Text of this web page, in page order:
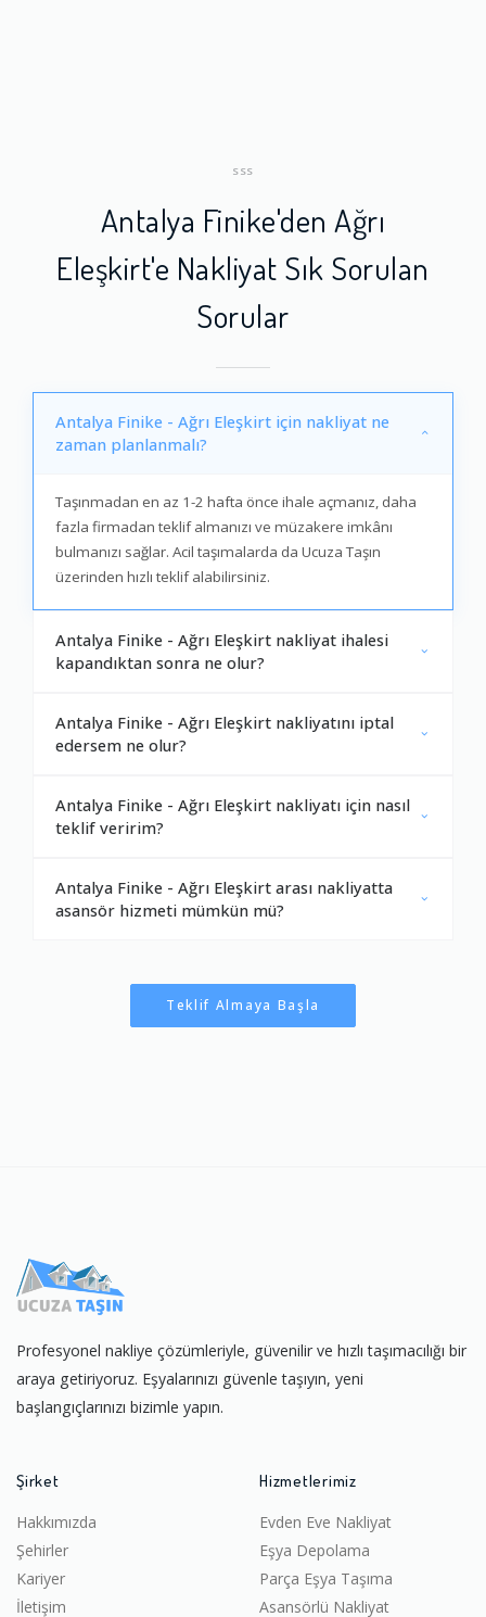
SSS
Antalya Finike'den Ağrı
Eleşkirt'e Nakliyat Sık Sorulan
Sorular
Antalya Finike - Ağrı Eleşkirt için nakliyat ne
zaman planlanmalı?
Taşınmadan en az 1-2 hafta önce ihale açmanız, daha
fazla firmadan teklif almanızı ve müzakere imkânı
bulmanızı sağlar. Acil taşımalarda da Ucuza Taşın
üzerinden hızlı teklif alabilirsiniz.
Antalya Finike - Ağrı Eleşkirt nakliyat ihalesi
kapandıktan sonra ne olur?
Antalya Finike - Ağrı Eleşkirt nakliyatını iptal
edersem ne olur?
Antalya Finike - Ağrı Eleşkirt nakliyatı için nasıl
teklif veririm?
Antalya Finike - Ağrı Eleşkirt arası nakliyatta
asansör hizmeti mümkün mü?
Teklif Almaya Başla
Profesyonel nakliye çözümleriyle, güvenilir ve hızlı taşımacılığı bir
araya getiriyoruz. Eşyalarınızı güvenle taşıyın, yeni
başlangıçlarınızı bizimle yapın.
Şirket
Hakkımızda
Şehirler
Kariyer
İletişim
Hizmetlerimiz
Evden Eve Nakliyat
Eşya Depolama
Parça Eşya Taşıma
Asansörlü Nakliyat